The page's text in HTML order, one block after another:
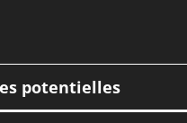
potentielles